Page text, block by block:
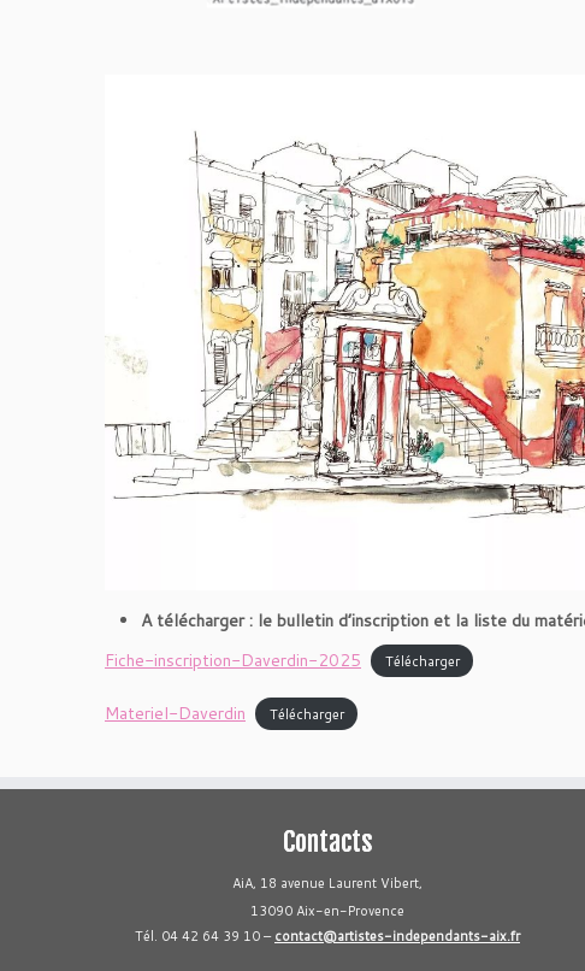
A télécharger : le bulletin d’inscription et la liste du
Fiche-inscription-Daverdin-2025
Télécharger
Materiel-Daverdin Télécharger
Contacts
AiA, 18 avenue Laurent Vibert,
13090 Aix-en-Provence
Tél. 04 42 64 39 10 –contact@artistes-independants-aix.fr